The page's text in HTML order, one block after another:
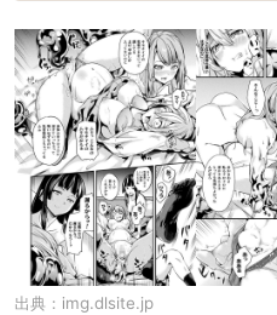
出典： img.dlsite.jp